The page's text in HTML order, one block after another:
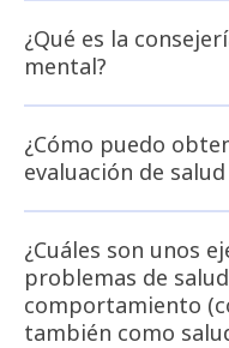
¿Qué es la
mental?
¿Cómo puedo
evaluación de
¿Cuáles son unos
problemas de
comportamiento
también como